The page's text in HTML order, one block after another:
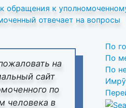
обращения к
отвечает на вопросы
на
сайт
по
человека в
По
По
По